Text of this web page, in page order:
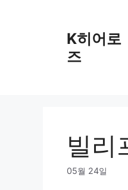
K히어로
즈
빌리
05월 24일